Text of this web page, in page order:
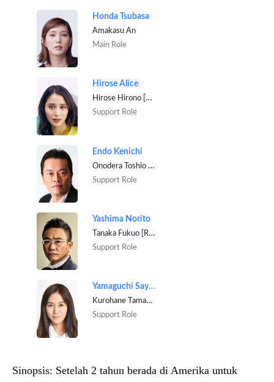
Honda Tsubasa
Amakasu An
Main Role
Hirose Alice
Hirose Hirono [Radiologist]
Support Role
Endo Kenichi
Onodera Toshio [Section Chief of Radiation House department]
Support Role
Yashima Norito
Tanaka Fukuo [Radiologist]
Support Role
Yamaguchi Sayaka
Kurohane Tamaki [Radiologist]
Support Role
Sinopsis: Setelah 2 tahun berada di Amerika untuk